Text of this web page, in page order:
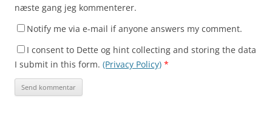
næste gang jeg kommenterer.
Notify me via e-mail if anyone answers my comment.
I consent to Dette og hint collecting and storing the data
I submit in this form. (Privacy Policy) *